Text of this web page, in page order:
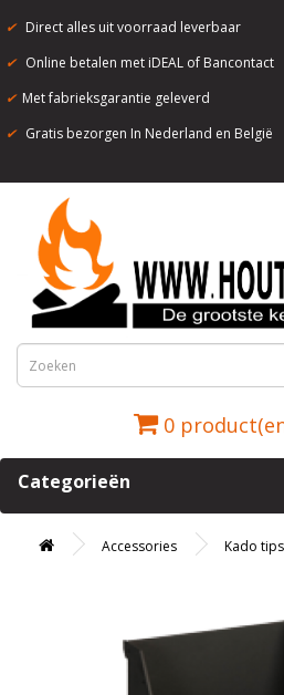
✔ Direct alles uit voorraad leverbaar
✔ Online betalen met iDEAL of Bancontact
✔ Met fabrieksgarantie geleverd
✔ Gratis bezorgen In Nederland en België
0
Categorieën
Accessories Kado tips